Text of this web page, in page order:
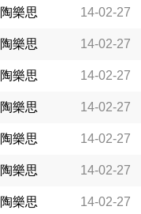
陶樂思 14-02-27
陶樂思 14-02-27
陶樂思 14-02-27
陶樂思 14-02-27
陶樂思 14-02-27
陶樂思 14-02-27
陶樂思 14-02-27